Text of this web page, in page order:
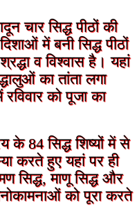
चार सिद्ध पीठों की
में बनी सिद्ध पीठों
व विश्वास है। यहां
का तांता लगा
को पूजा का
के 84 सिद्ध शिष्यों में से
करते हुए यहां पर ही
सिद्ध, माणू सिद्ध और
को पूरा करते